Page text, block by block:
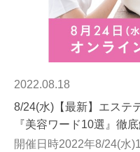
2022.08.18
8/24(水)【最新】エステ
『美容ワード10選』徹底
開催日時2022年​​​​​​8/24(水